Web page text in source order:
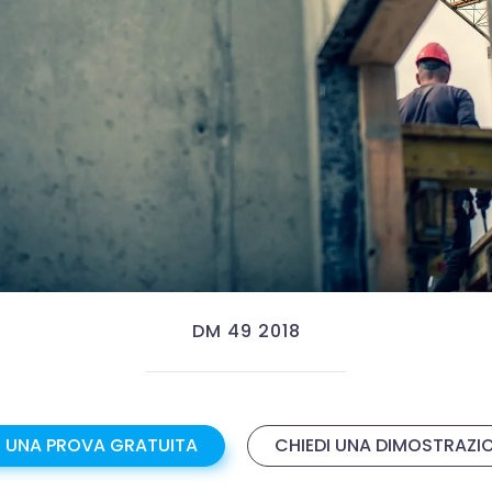
DM 49 2018
UNA PROVA GRATUITA CHIEDI UNA